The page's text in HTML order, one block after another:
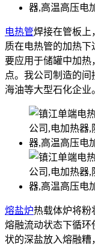
电热管焊接在管板上
质在电热管的加热
要应用于储罐中加热
点。我公司制造的
海油等大型石化企业
熔盐炉热载体炉将粉
熔融流动状态下循
状的深盐放入熔融糟